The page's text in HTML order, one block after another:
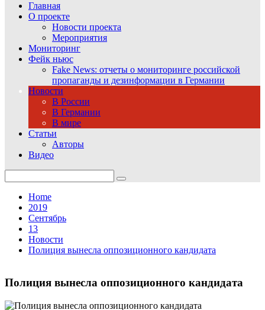
Главная
О проекте
Новости проекта
Мероприятия
Мониторинг
Фейк ньюс
Fake News: отчеты о мониторинге российской
пропаганды и дезинформации в Германии
Новости
В России
В Германии
В мире
Статьи
Авторы
Видео
for:
Home
2019
Сентябрь
13
Новости
Полиция вынесла оппозиционного кандидата
Полиция вынесла оппозиционного кандидата